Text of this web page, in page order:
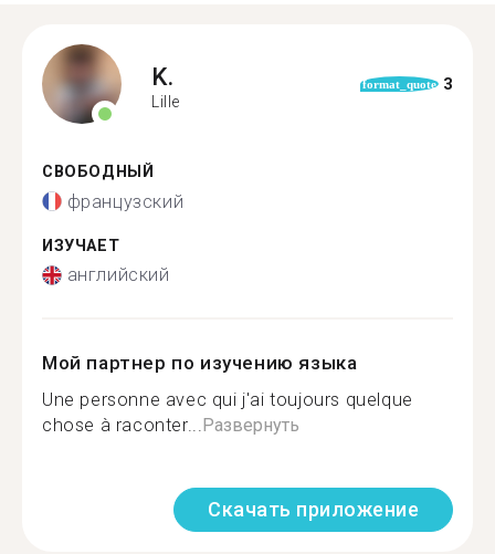
K.
Lille
format_quote 3
СВОБОДНЫЙ
французский
ИЗУЧАЕТ
английский
Мой партнер по изучению языка
Une personne avec qui j'ai toujours quelque
chose à raconter...Развернуть
Скачать приложение